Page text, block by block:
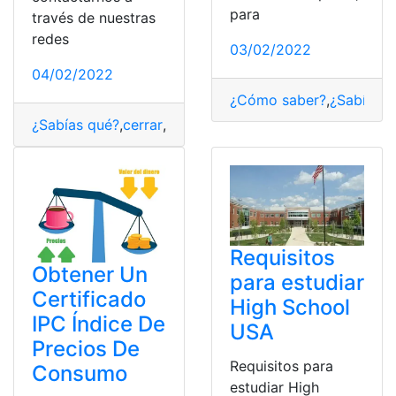
través de nuestras
redes
04/02/2022
¿Sabías qué?,cerrar, Empresa,Panamá,Requisitos
para
03/02/2022
¿Cómo saber?,¿Sabías
Obtener Un
Certificado
IPC Índice De
Precios De
Consumo
Requisitos
para estudiar
High School
USA
Requisitos para
estudiar High